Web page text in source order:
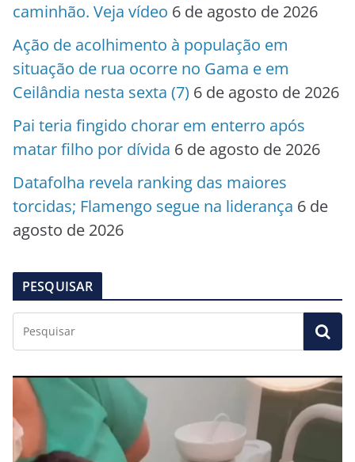
caminhão. Veja vídeo 6 de agosto de 2026
Ação de acolhimento à população em
situação de rua ocorre no Gama e em
Ceilândia nesta sexta (7) 6 de agosto de 2026
Pai teria fingido chorar em enterro após
matar filho por dívida 6 de agosto de 2026
Datafolha revela ranking das maiores
torcidas; Flamengo segue na liderança 6 de
agosto de 2026
PESQUISAR